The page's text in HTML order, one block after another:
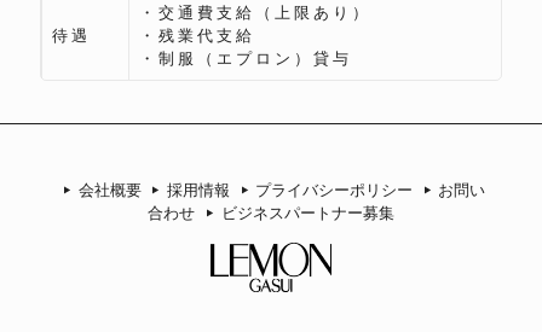
待遇
・交通費支給（上限あり）
・残業代支給
・制服（エプロン）貸与
会社概要 採用情報 プライバシーポリシー
お問い
合わせ
ビジネスパートナー募集